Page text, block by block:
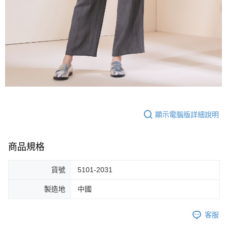
顯示電腦版詳細說明
商品規格
貨號 5101-2031
製造地 中國
客服